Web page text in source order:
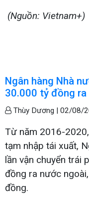
(Nguồn: Vietnam+)
Ngân hàng Nhà
30.000 tỷ đồng
Thùy Dương | 02/08/
Từ năm 2016-
tạm nhập tái xuất,
lần vận chuyển trái
đồng ra nước
đồng.